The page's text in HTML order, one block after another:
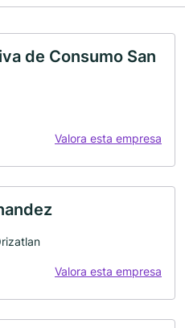
de Consumo San
Valora esta empresa
Valora esta empresa